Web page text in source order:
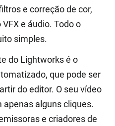
e correção de cor,
e áudio. Todo o
simples.
do Lightworks é o
que pode ser
do editor. O seu vídeo
apenas alguns cliques.
e criadores de